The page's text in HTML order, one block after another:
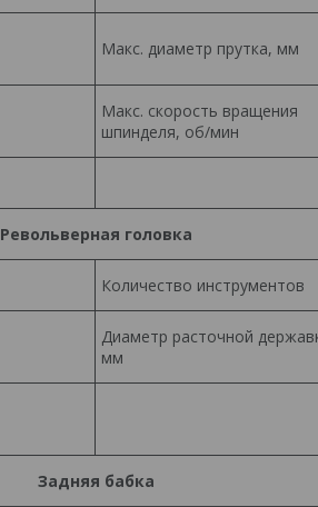
Макс. диаметр прутка, мм
Макс. скорость вращения
шпинделя, об/мин
Револьверная головка
Количество инструментов
Диаметр расточной
мм
Задняя бабка